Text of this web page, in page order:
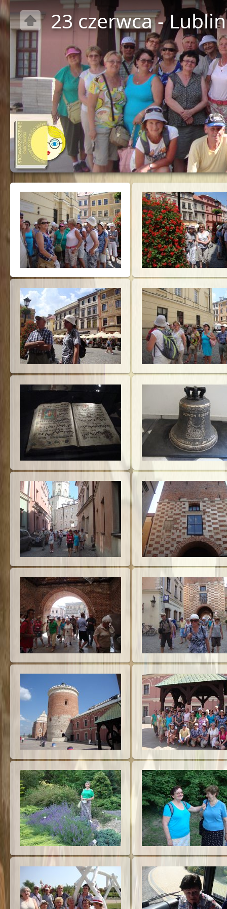
23 czerwca - Lublin